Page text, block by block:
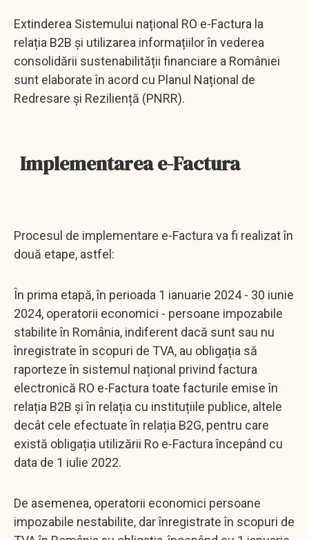
Extinderea Sistemului național RO e-Factura la
relația B2B și utilizarea informațiilor în vederea
consolidării sustenabilității financiare a României
sunt elaborate în acord cu Planul Național de
Redresare și Reziliență (PNRR).
Implementarea e-Factura
Procesul de implementare e-Factura va fi realizat în
două etape, astfel:
În prima etapă, în perioada 1 ianuarie 2024 - 30 iunie
2024, operatorii economici - persoane impozabile
stabilite în România, indiferent dacă sunt sau nu
înregistrate în scopuri de TVA, au obligația să
raporteze în sistemul național privind factura
electronică RO e-Factura toate facturile emise în
relația B2B și în relația cu instituțiile publice, altele
decât cele efectuate în relația B2G, pentru care
există obligația utilizării Ro e-Factura începând cu
data de 1 iulie 2022.
De asemenea, operatorii economici persoane
impozabile nestabilite, dar înregistrate în scopuri de